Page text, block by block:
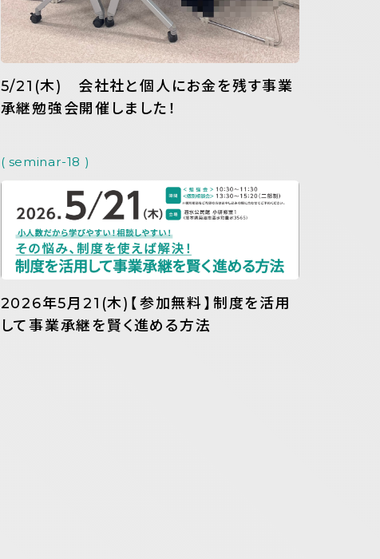
5/21(木) 会社社と個人にお金を残す事業
承継勉強会開催しました！
( seminar-18 )
2026年5月21(木)【参加無料】制度を活用
して事業承継を賢く進める方法